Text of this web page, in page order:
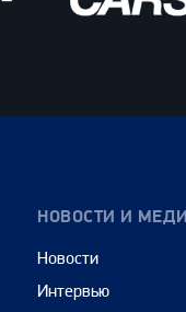
НОВОСТИ И
Новости
Интервью